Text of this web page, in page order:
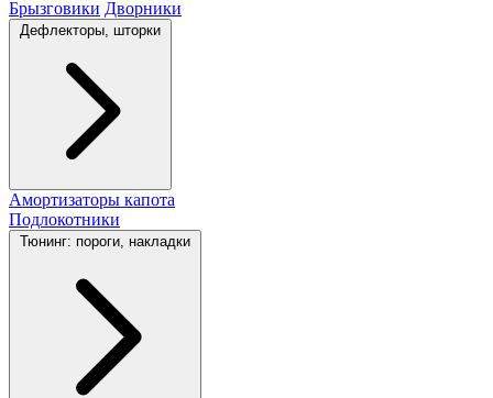
Брызговики Дворники
Дефлекторы, шторки
Амортизаторы капота
Подлокотники
Тюнинг: пороги, накладки